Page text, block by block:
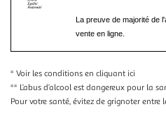
La preuve de majorité de
vente en ligne.
* Voir les conditions en cliquant ici
** L’abus d’alcool est dangereux pour la
Pour votre santé, évitez de grignoter entre